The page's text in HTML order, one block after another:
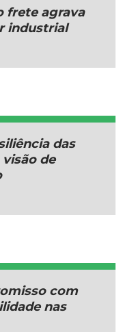
frete agrava
industrial
das
de
com
nas